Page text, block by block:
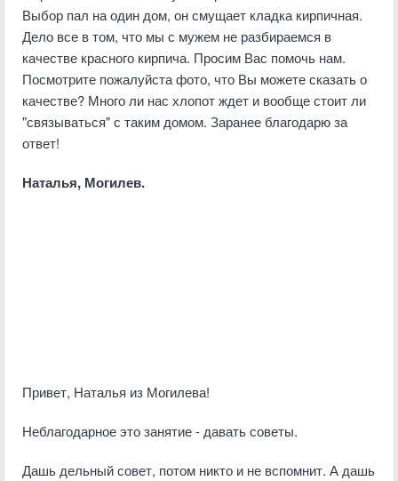
Выбор пал на один дом, он смущает кладка кирпичная.
Дело все в том, что мы с мужем не разбираемся в
качестве красного кирпича. Просим Вас помочь нам.
Посмотрите пожалуйста фото, что Вы можете сказать о
качестве? Много ли нас хлопот ждет и вообще стоит ли
"связываться" с таким домом. Заранее благодарю за
ответ!
Наталья, Могилев.
Привет, Наталья из Могилева!
Неблагодарное это занятие - давать советы.
Дашь дельный совет, потом никто и не вспомнит. А дашь